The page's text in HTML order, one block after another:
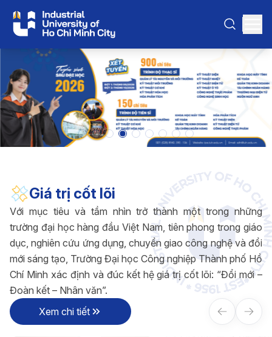
Giá trị cốt lõi
Với mục tiêu và tầm nhìn trở thành một trong những
trường đại học hàng đầu Việt Nam, tiên phong trong giáo
dục, nghiên cứu ứng dụng, chuyển giao công nghệ và đổi
mới sáng tạo, Trường Đại học Công nghiệp Thành phố Hồ
Chí Minh xác định và đúc kết hệ giá trị cốt lõi: “Đổi mới –
Đoàn kết – Nhân văn”.
Xem chi tiết